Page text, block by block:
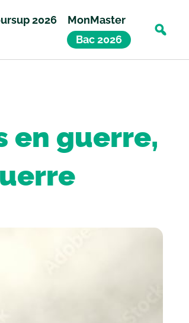
2026
MonMaster
Bac 2026
en guerre,